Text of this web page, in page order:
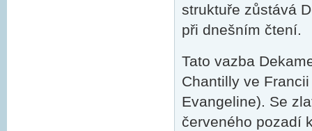
struktuře zůstává
při dnešním čtení.
Tato vazba
Chantilly ve
Evangeline). Se
červeného pozadí